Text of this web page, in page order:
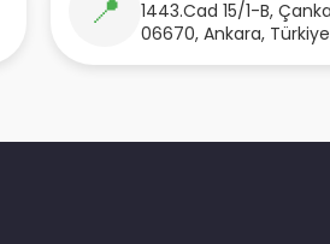
📍
1443.Cad 15/1-B,
06670, Ankara, Türkiye